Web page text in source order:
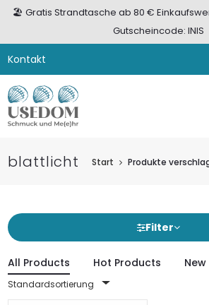
🏖️ Gratis Strandtasche ab 80 €
Gutscheincode: INIS
Kontakt
blattlicht Start Produkte
Filter
All Products Hot Products
Standardsortierung